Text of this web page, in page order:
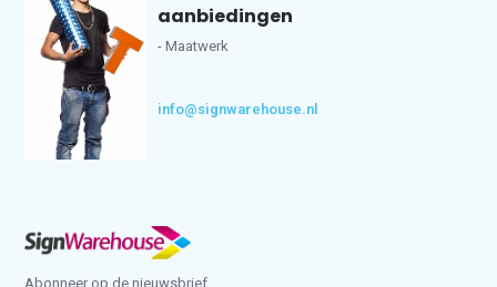
aanbiedingen
- Maatwerk
info@signwarehouse.nl
Abonneer op de nieuwsbrief